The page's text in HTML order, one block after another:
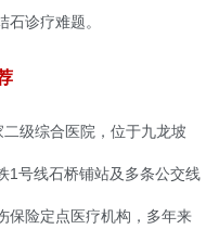
在线咨询
诊疗难题。
级综合医院，位于九龙坡
1号线石桥铺站及多条公交线
保险定点医疗机构，多年来